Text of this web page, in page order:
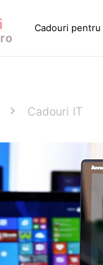
Cadouri pentru
Cadouri IT